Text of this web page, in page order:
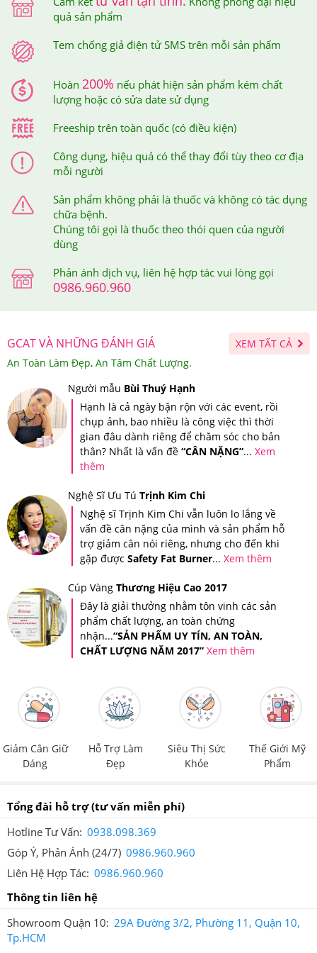
sản phẩm được sử dụng rộng rãi bởi người tiêu dùng
Trên mỗi sản phẩm tại Hệ thống Giảm Cân An Toàn đều
được dán tem chống hàng giả điện tử SMS để đảm bảo
quyền lợi của khách hàng.
Tem chống giả điện tử SMS trên mỗi sản phẩm
Khi cào lớp tem này ra thì bạn sẽ nhận được mã số của
sản phẩm mình đã mua, sau đó, bạn soạn tin nhắn theo
xác thực.
Sau khi bạn đã soạn tin nhắn mã số gửi đi thì tổng đài sẽ
mua tại Hệ thống Giảm Cân An Toàn.
Tin nhắn xác thực sản phẩm khi bạn mua hàng tại Hệ thống
Giảm Cân An Toàn
Ngoài ra, Hệ thống Giảm Cân An Toàn còn áp dụng tem
chống giả riêng của Hệ thống trên tất cả sản phẩm để
quý khách hàng có thể đảm bảo quyền lợi của người tiêu
dùng.
quả sản phẩm
Tem chống giả điện tử SMS trên mỗi sản phẩm
Hoàn 200% nếu phát hiện sản phẩm kém chất
lượng hoặc có sửa date sử dụng
Freeship trên toàn quốc (có điều kiện)
Công dụng, hiệu quả có thể thay đổi tùy theo cơ địa
mỗi người
Sản phẩm không phải là thuốc và không có tác dụng
chữa bệnh.
Chúng tôi gọi là thuốc theo thói quen của người
dùng
Phản ánh dịch vụ, liên hệ hợp tác vui lòng gọi
0986.960.960
GCAT VÀ NHỮNG ĐÁNH GIÁ
An Toàn Làm Đẹp, An Tâm Chất Lượng.
XEM TẤT CẢ
Người mẫu Bùi Thuý Hạnh
Hạnh là cả ngày bận rộn với các event, rồi
chụp ảnh, bao nhiều là công việc thì thời
gian đâu dành riêng để chăm sóc cho bản
thân? Nhất là vấn đề “CÂN NẶNG”... Xem
thêm
Nghệ Sĩ Ưu Tú Trịnh Kim Chi
Nghệ sĩ Trịnh Kim Chi vẫn luôn lo lắng về
vấn đề cân nặng của mình và sản phẩm hỗ
trợ giảm cân nói riêng, nhưng cho đến khi
gặp được Safety Fat Burner... Xem thêm
Cúp Vàng Thương Hiệu Cao 2017
Đây là giải thưởng nhằm tôn vinh các sản
phẩm chất lượng, an toàn chứng
nhận...“SẢN PHẨM UY TÍN, AN TOÀN,
CHẤT LƯỢNG NĂM 2017” Xem thêm
Giảm Cân Giữ
Dáng
Hỗ Trợ Làm
Đẹp
Siêu Thị Sức
Khỏe
Thế Giới Mỹ
Phẩm
Tổng đài hỗ trợ(tư vấn miễn phí)
Hotline Tư Vấn: 0938.098.369
Góp Ý, Phản Ánh (24/7) 0986.960.960
Liên Hệ Hợp Tác: 0986.960.960
Thông tin liên hệ
Showroom Quận 10: 29A Đường 3/2, Phường 11, Quận 10,
Tp.HCM